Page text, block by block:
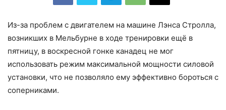
Из-за проблем с двигателем на машине Лэнса Стролла,
возникших в Мельбурне в ходе тренировки ещё в
пятницу, в воскресной гонке канадец не мог
использовать режим максимальной мощности силовой
установки, что не позволяло ему эффективно бороться с
соперниками.